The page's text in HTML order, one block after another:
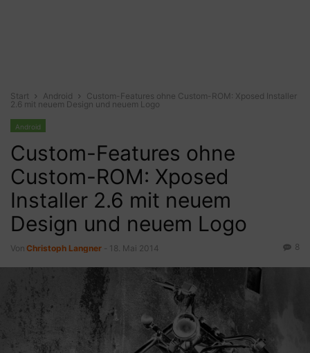
Start Android
Custom-Features ohne Custom-ROM: Xposed Installer
2.6 mit neuem Design und neuem Logo
Android
Custom-Features ohne
Custom-ROM: Xposed
Installer 2.6 mit neuem
Design und neuem Logo
Von Christoph Langner 18. Mai 2014 8